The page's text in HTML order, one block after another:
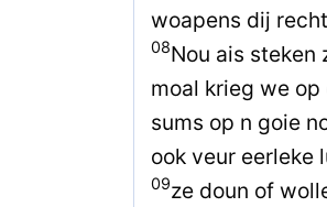
woapens dij
08Nou ais steken
moal krieg we op
sums op n goie
ook veur eerleke
09ze doun of